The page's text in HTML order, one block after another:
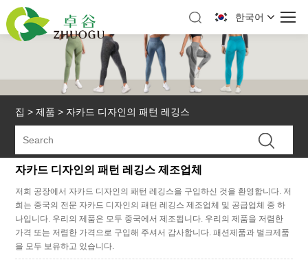
한국어
집 > 제품 > 자카드 디자인의 패턴 레깅스
자카드 디자인의 패턴 레깅스 제조업체
저희 공장에서 자카드 디자인의 패턴 레깅스을 구입하신 것을 환영합니다. 저
희는 중국의 전문 자카드 디자인의 패턴 레깅스 제조업체 및 공급업체 중 하
나입니다. 우리의 제품은 모두 중국에서 제조됩니다. 우리의 제품을 저렴한
가격 또는 저렴한 가격으로 구입해 주셔서 감사합니다. 패션제품과 벌크제품
을 모두 보유하고 있습니다.